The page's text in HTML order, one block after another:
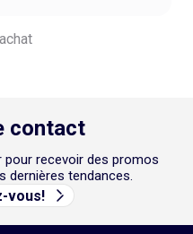
contact
recevoir des promos
dernières tendances.
vous!